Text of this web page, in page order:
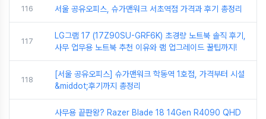
116 서울 공유오피스, 슈가맨워크 서초역점 가격과 후기 총정리
117
LG그램 17 (17Z90SU-GRF6K) 초경량 노트북 솔직 후기,
사무 업무용 노트북 추천 이유와 램 업그레이드 꿀팁까지!
118
[서울 공유오피스] 슈가맨워크 학동역 1호점, 가격부터 시설
&middot;후기까지 총정리
사무용 끝판왕? Razer Blade 18 14Gen R4090 QHD